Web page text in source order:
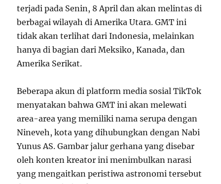
terjadi pada Senin, 8 April dan akan melintas di
berbagai wilayah di Amerika Utara. GMT ini
tidak akan terlihat dari Indonesia, melainkan
hanya di bagian dari Meksiko, Kanada, dan
Amerika Serikat.
Beberapa akun di platform media sosial TikTok
menyatakan bahwa GMT ini akan melewati
area-area yang memiliki nama serupa dengan
Nineveh, kota yang dihubungkan dengan Nabi
Yunus AS. Gambar jalur gerhana yang disebar
oleh konten kreator ini menimbulkan narasi
yang mengaitkan peristiwa astronomi tersebut